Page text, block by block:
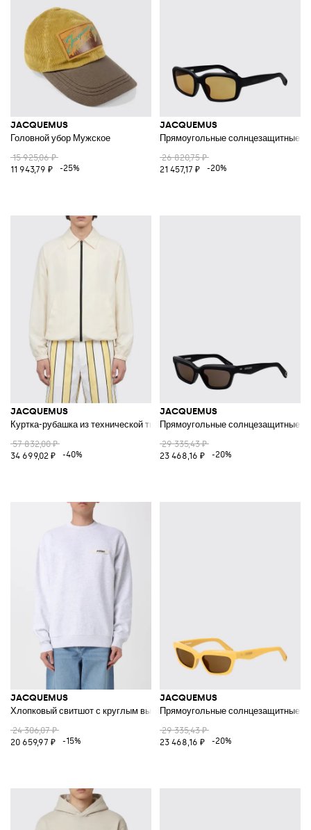
JACQUEMUS
Головной убор Мужское
15 925,06 ₽
11 943,79 ₽
-25%
JACQUEMUS
Прямоугольные солнцезащитные
26 820,75 ₽
21 457,17 ₽
-20%
JACQUEMUS
Куртка-рубашка из технической ткани
57 832,00 ₽
34 699,02 ₽
-40%
JACQUEMUS
Прямоугольные солнцезащитные
29 335,43 ₽
23 468,16 ₽
-20%
JACQUEMUS
Хлопковый свитшот с круглым вырезом и логотипом
24 306,07 ₽
20 659,97 ₽
-15%
JACQUEMUS
Прямоугольные солнцезащитные
29 335,43 ₽
23 468,16 ₽
-20%